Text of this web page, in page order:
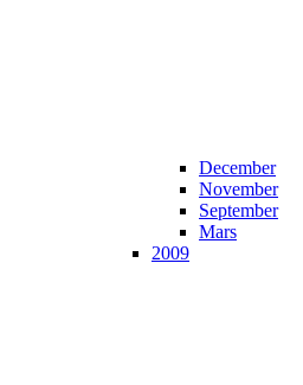
December
November
September
Mars
2009